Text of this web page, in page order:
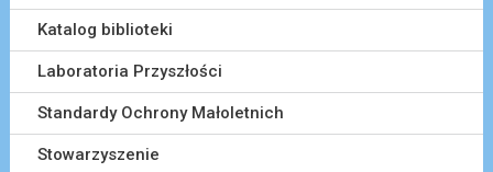
Katalog biblioteki
Laboratoria Przyszłości
Standardy Ochrony Małoletnich
Stowarzyszenie